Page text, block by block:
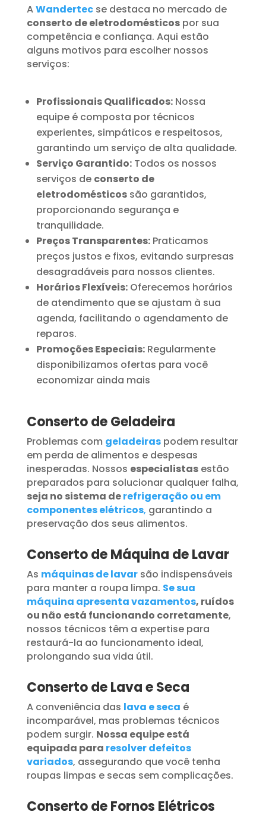
AWandertecse destaca no mercado de
conserto de eletrodomésticospor sua
competência e confiança. Aqui estão
alguns motivos para escolher nossos
serviços:
Profissionais Qualificados:Nossa
equipe é composta por técnicos
experientes, simpáticos e respeitosos,
garantindo um serviço de alta qualidade.
Serviço Garantido:Todos os nossos
serviços de conserto de
eletrodomésticossão garantidos,
proporcionando segurança e
tranquilidade.
Preços Transparentes:Praticamos
preços justos e fixos, evitando surpresas
desagradáveis para nossos clientes.
Horários Flexíveis:Oferecemos horários
de atendimento que se ajustam à sua
agenda, facilitando o agendamento de
reparos.
Promoções Especiais:Regularmente
disponibilizamos ofertas para você
economizar ainda mais
Conserto de Geladeira
Problemas com geladeiraspodem resultar
em perda de alimentos e despesas
inesperadas. Nossos especialistasestão
preparados para solucionar qualquer falha,
seja no sistema derefrigeração ou em
componentes elétricos, garantindo a
preservação dos seus alimentos.
Conserto de Máquina de Lavar
As máquinas de lavar são indispensáveis
para manter a roupa limpa. Se sua
máquina apresenta vazamentos, ruídos
ou não está funcionando corretamente,
nossos técnicos têm a expertise para
restaurá-la ao funcionamento ideal,
prolongando sua vida útil.
Conserto de Lava e Seca
A conveniência das lava e seca é
incomparável, mas problemas técnicos
podem surgir. Nossa equipe está
equipada para resolver defeitos
variados, assegurando que você tenha
roupas limpas e secas sem complicações.
Conserto de Fornos Elétricos